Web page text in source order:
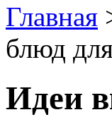
Главная
блюд
Идеи